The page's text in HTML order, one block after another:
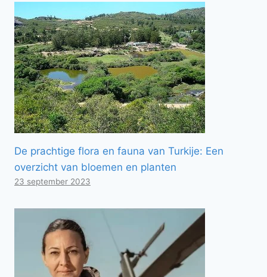
De prachtige flora en fauna van Turkije: Een
overzicht van bloemen en planten
23 september 2023